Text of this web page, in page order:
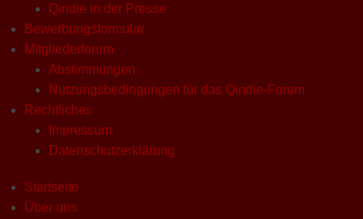
Qindie in der Presse
Bewerbungsformular
Mitgliederforum
Abstimmungen
Nutzungsbedingungen für das Qindie-Forum
Rechtliches
Impressum
Datenschutzerklärung
Startseite
Über uns